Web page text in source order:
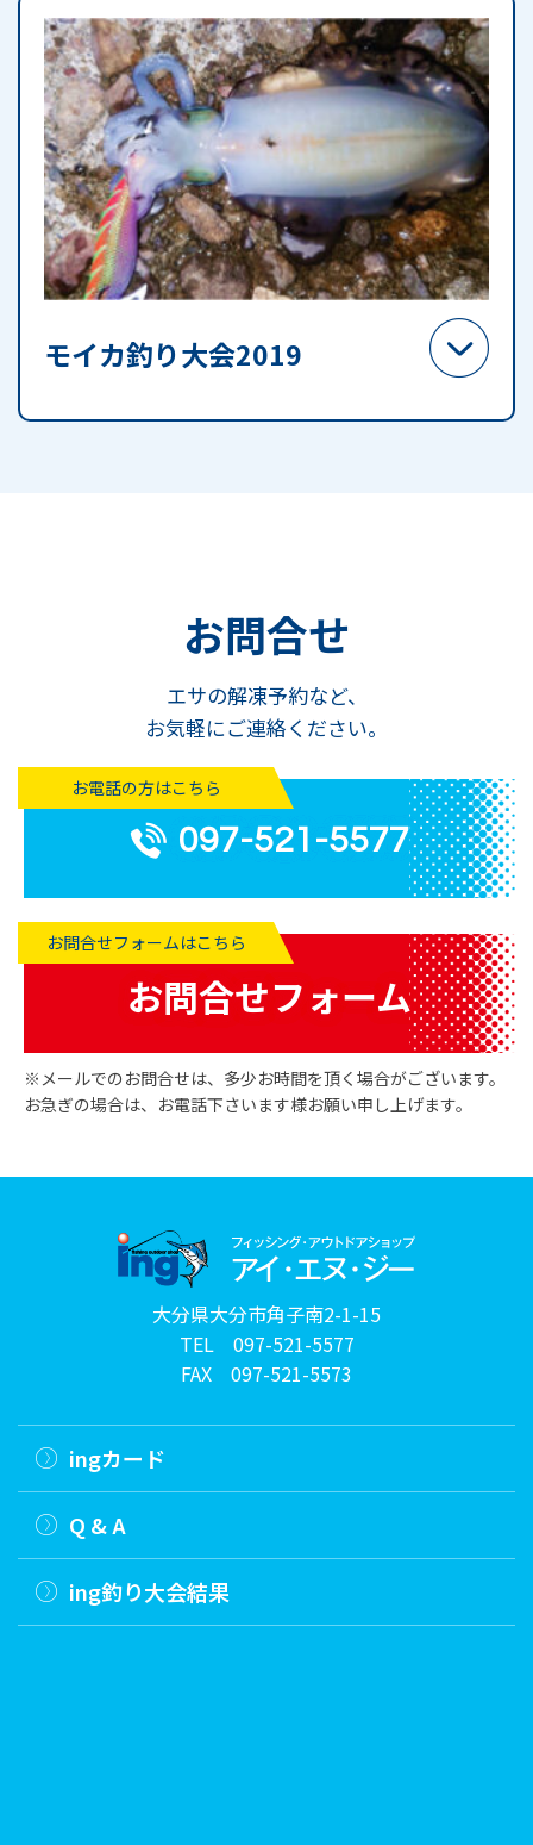
モイカ釣り大会2019
お問合せ
エサの解凍予約など、
お気軽にご連絡ください。
お電話の方はこちら
097-521-5577
お問合せフォームはこちら
お問合せフォーム
※メールでのお問合せは、多少お時間を頂く場合がございます。
お急ぎの場合は、お電話下さいます様お願い申し上げます。
大分県大分市角子南2-1-15
TEL 097-521-5577
FAX 097-521-5573
ingカード
Q & A
ing釣り大会結果